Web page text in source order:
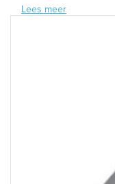
Lees meer